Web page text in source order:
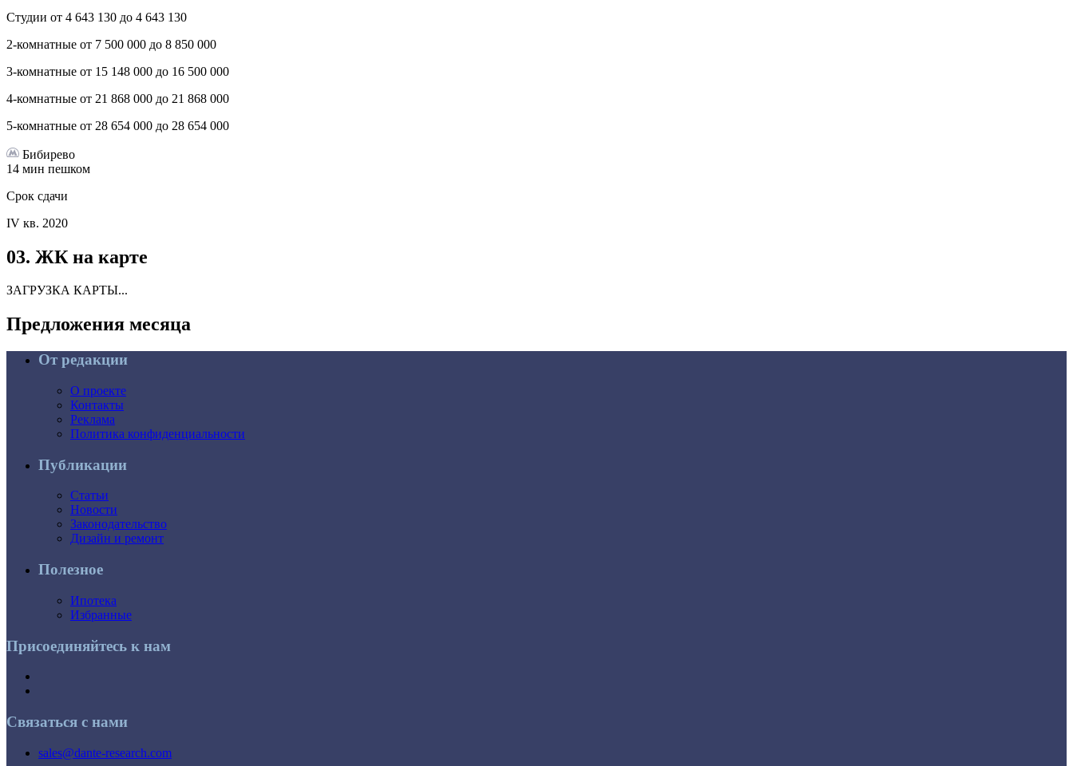
Студии от 4 643 130 до 4 643 130
2-комнатные от 7 500 000 до 8 850 000
3-комнатные от 15 148 000 до 16 500 000
4-комнатные от 21 868 000 до 21 868 000
5-комнатные от 28 654 000 до 28 654 000
Бибирево
14 мин пешком
Срок сдачи
IV кв. 2020
03. ЖК на карте
ЗАГРУЗКА КАРТЫ...
Предложения месяца
От редакции
О проекте
Контакты
Реклама
Политика конфиденциальности
Публикации
Статьи
Новости
Законодательство
Дизайн и ремонт
Полезное
Ипотека
Избранные
Присоединяйтесь к нам
Связаться с нами
sales@dante-research.com